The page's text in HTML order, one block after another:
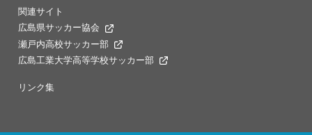
関連サイト
広島県サッカー協会
瀬戸内高校サッカー部
広島工業大学高等学校サッカー部
リンク集